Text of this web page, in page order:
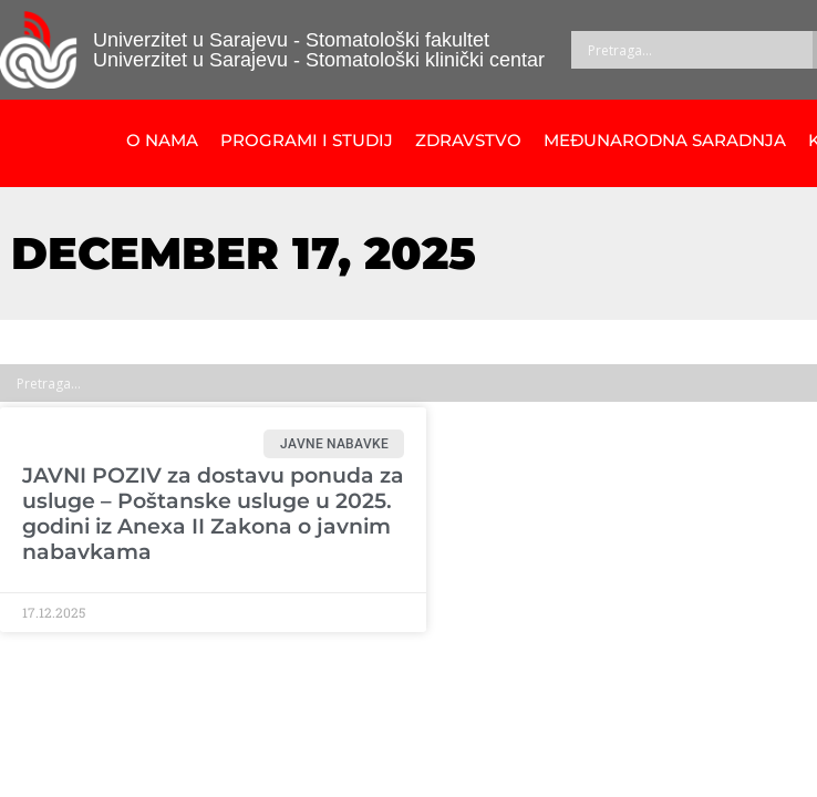
Univerzitet u Sarajevu - Stomatološki fakultet
Univerzitet u Sarajevu - Stomatološki klinički centar
O NAMA PROGRAMI I STUDIJ ZDRAVSTVO MEĐUNARODNA SARADNJA
DECEMBER 17, 2025
JAVNE NABAVKE
JAVNI POZIV za dostavu ponuda za
usluge – Poštanske usluge u 2025.
godini iz Anexa II Zakona o javnim
nabavkama
17.12.2025